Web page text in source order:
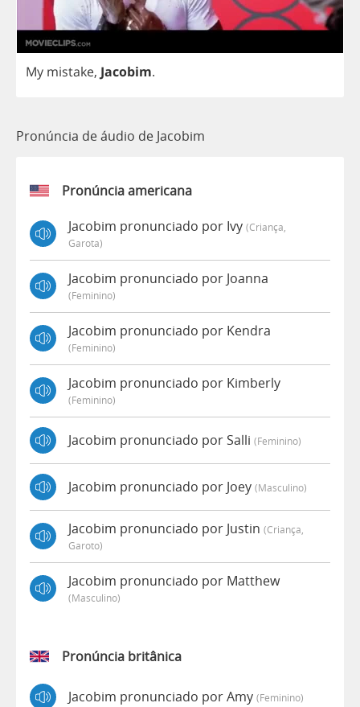
My mistake, Jacobim.
Pronúncia de áudio de Jacobim
Pronúncia americana
Jacobim pronunciado por Ivy (criança,
Garota)
Jacobim pronunciado por Joanna
(feminino)
Jacobim pronunciado por Kendra
(feminino)
Jacobim pronunciado por Kimberly
(feminino)
Jacobim pronunciado por Salli (feminino)
Jacobim pronunciado por Joey (masculino)
Jacobim pronunciado por Justin (criança,
Garoto)
Jacobim pronunciado por Matthew
(masculino)
Pronúncia britânica
Jacobim pronunciado por Amy (feminino)